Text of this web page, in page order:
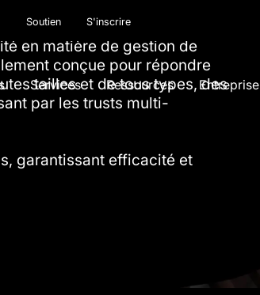
Soutien S'inscrire
Services Ressources Entreprise
en matière de gestion de
conçue pour répondre
tailles et de tous types, des
par les trusts multi-
garantissant efficacité et